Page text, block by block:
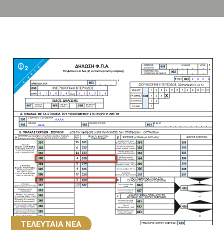
ΤΕΛΕΥΤΑΙΑ ΝΕΑ